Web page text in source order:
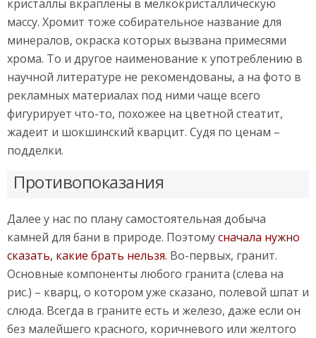
кристаллы вкраплены в мелкокристаллическую
массу. Хромит тоже собирательное название для
минералов, окраска которых вызвана примесями
хрома. То и другое наименование к употреблению в
научной литературе не рекомендованы, а на фото в
рекламных материалах под ними чаще всего
фигурирует что-то, похожее на цветной стеатит,
жадеит и шокшинский кварцит. Судя по ценам –
подделки.
Противопоказания
Далее у нас по плану самостоятельная добыча
камней для бани в природе. Поэтомусначала нужно
сказать, какие брать нельзя. Во-первых, гранит.
Основные компоненты любого гранита (слева на
рис.) – кварц, о котором уже сказано, полевой шпат и
слюда. Всегда в граните есть и железо, даже если он
без малейшего красного, коричневого или желтого